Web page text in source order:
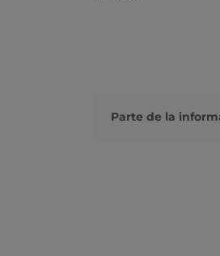
Parte de la